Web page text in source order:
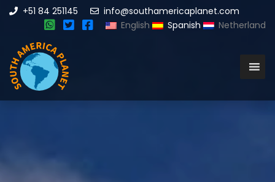
+51 84 251145
info@southamericaplanet.com
English
Spanish Netherland